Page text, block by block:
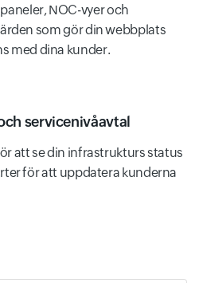
NOC-vyer och
som gör din webbplats
med dina kunder.
servicenivåavtal
att se din infrastrukturs status
för att uppdatera kunderna